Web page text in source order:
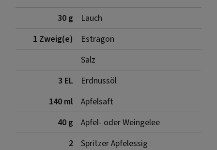
30 g
Lauch
1 Zweig(e)
Estragon
Salz
3 EL
Erdnussöl
140 ml
Apfelsaft
40 g
Apfel- oder Weingelee
2
Spritzer Apfelessig